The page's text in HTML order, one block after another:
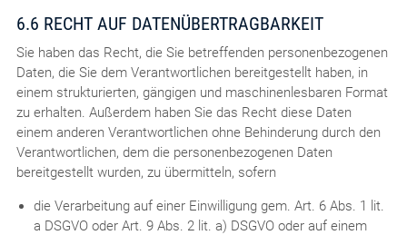
6.6 RECHT AUF DATENÜBERTRAGBARKEIT
Sie haben das Recht, die Sie betreffenden personenbezogenen
Daten, die Sie dem Verantwortlichen bereitgestellt haben, in
einem strukturierten, gängigen und maschinenlesbaren Format
zu erhalten. Außerdem haben Sie das Recht diese Daten
einem anderen Verantwortlichen ohne Behinderung durch den
Verantwortlichen, dem die personenbezogenen Daten
bereitgestellt wurden, zu übermitteln, sofern
die Verarbeitung auf einer Einwilligung gem. Art. 6 Abs. 1 lit.
a DSGVO oder Art. 9 Abs. 2 lit. a) DSGVO oder auf einem